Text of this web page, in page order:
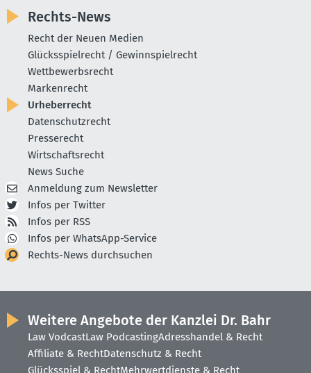
Rechts-News
Recht der Neuen Medien
Glücksspielrecht / Gewinnspielrecht
Wettbewerbsrecht
Markenrecht
Urheberrecht
Datenschutzrecht
Presserecht
Wirtschaftsrecht
News Suche
Anmeldung zum Newsletter
Infos per Twitter
Infos per RSS
Infos per WhatsApp-Service
Rechts-News durchsuchen
Weitere Angebote der Kanzlei Dr. Bahr
Law VodcastLaw PodcastingAdresshandel & Recht
Affiliate & RechtDatenschutz & Recht
Glücksspiel & RechtMehrwertdienste & Recht